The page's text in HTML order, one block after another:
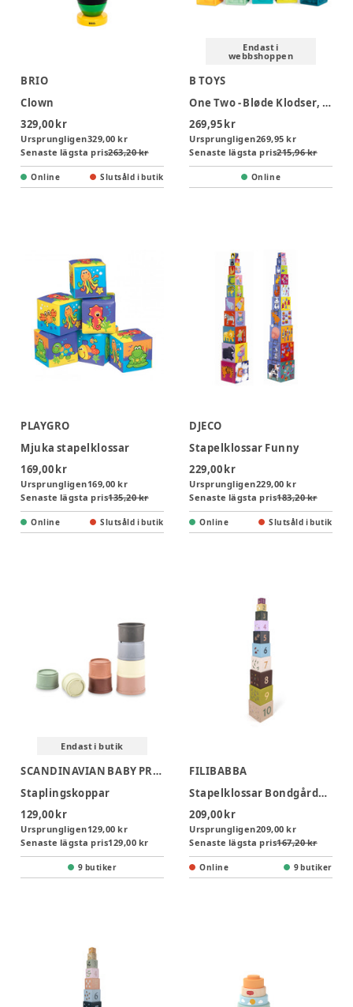
BRIO
Clown
329,00 kr
Ursprungligen329,00 kr
Senaste lägsta pris263,20 kr
Online Slutsåld i butik
Endast i
webbshoppen
B TOYS
One Two - Bløde Klodser, Mint
269,95 kr
Ursprungligen269,95 kr
Senaste lägsta pris215,96 kr
Online
PLAYGRO
Mjuka stapelklossar
169,00 kr
Ursprungligen169,00 kr
Senaste lägsta pris135,20 kr
Online Slutsåld i butik
DJECO
Stapelklossar Funny
229,00 kr
Ursprungligen229,00 kr
Senaste lägsta pris183,20 kr
Online Slutsåld i butik
Endast i butik
SCANDINAVIAN BABY PRODUCTS
Staplingskoppar
129,00 kr
Ursprungligen129,00 kr
Senaste lägsta pris129,00 kr
9 butiker
FILIBABBA
Stapelklossar Bondgården
209,00 kr
Ursprungligen209,00 kr
Senaste lägsta pris167,20 kr
Online 9 butiker